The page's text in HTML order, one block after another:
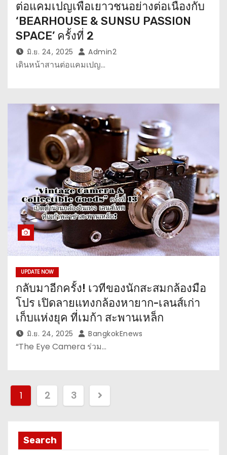
ต่อแคมเปญเพื่อเยาวชนอย่างต่อเนื่องกับ
‘BEARHOUSE & SUNSU PASSION
SPACE’ ครั้งที่ 2
มิ.ย. 24, 2025 Admin2
เดินหน้าสานต่อแคมเปญ…
UPDATE NOW
กลับมาอีกครั้ง! เวทีของนักสะสมกล้องมือ
โปร เปิดลายแทงกล้องหายาก-เลนส์เก่า
เก็บแห่งยุค ที่เมก้า สะพานเหล็ก
มิ.ย. 24, 2025 BangkokEnews
“The Eye Camera ร่วม…
1 2 3
Search